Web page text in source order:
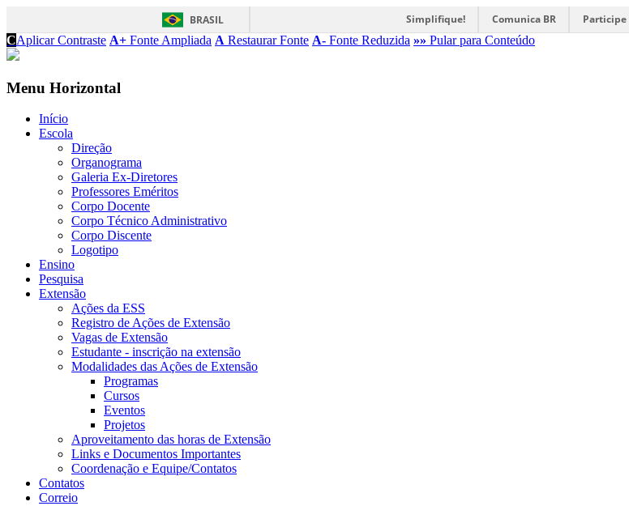
BRASIL Simplifique! Comunica BR Participe
CAplicar Contraste A+ Fonte Ampliada A Restaurar Fonte A- Fonte Reduzida »» Pular para Conteúdo
Menu Horizontal
Início
Escola
Direção
Organograma
Galeria Ex-Diretores
Professores Eméritos
Corpo Docente
Corpo Técnico Administrativo
Corpo Discente
Logotipo
Ensino
Pesquisa
Extensão
Ações da ESS
Registro de Ações de Extensão
Vagas de Extensão
Estudante - inscrição na extensão
Modalidades das Ações de Extensão
Programas
Cursos
Eventos
Projetos
Aproveitamento das horas de Extensão
Links e Documentos Importantes
Coordenação e Equipe/Contatos
Contatos
Correio